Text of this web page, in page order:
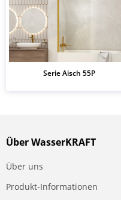
Serie Aisch 55P
Über WasserKRAFT
Über uns
Produkt-Informationen